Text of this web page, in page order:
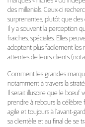
David contre
des millenials. Ceux-ci
surprenantes, plutôt que des
Il y a souvent la perception
fraiches, spéciales. Elles
adoptent plus facilement les
attentes de leurs clients
Comment les grandes
notamment à travers la
Il serait illusoire que le bœuf
prendre à rebours la célèbre
agile et toujours à l’avant-
sa clientèle et au final de se